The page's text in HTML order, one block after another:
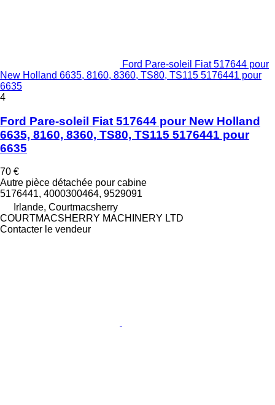
Ford Pare-soleil Fiat 517644 pour
New Holland 6635, 8160, 8360, TS80, TS115 5176441 pour
6635
4
Ford Pare-soleil Fiat 517644 pour New Holland
6635, 8160, 8360, TS80, TS115 5176441 pour
6635
70 €
Autre pièce détachée pour cabine
5176441, 4000300464, 9529091
Irlande, Courtmacsherry
COURTMACSHERRY MACHINERY LTD
Contacter le vendeur